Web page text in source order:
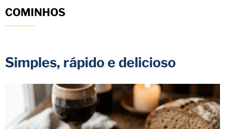
COMINHOS
Simples, rápido e delicioso